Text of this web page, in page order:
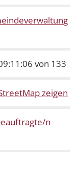
von 133
zeigen
n